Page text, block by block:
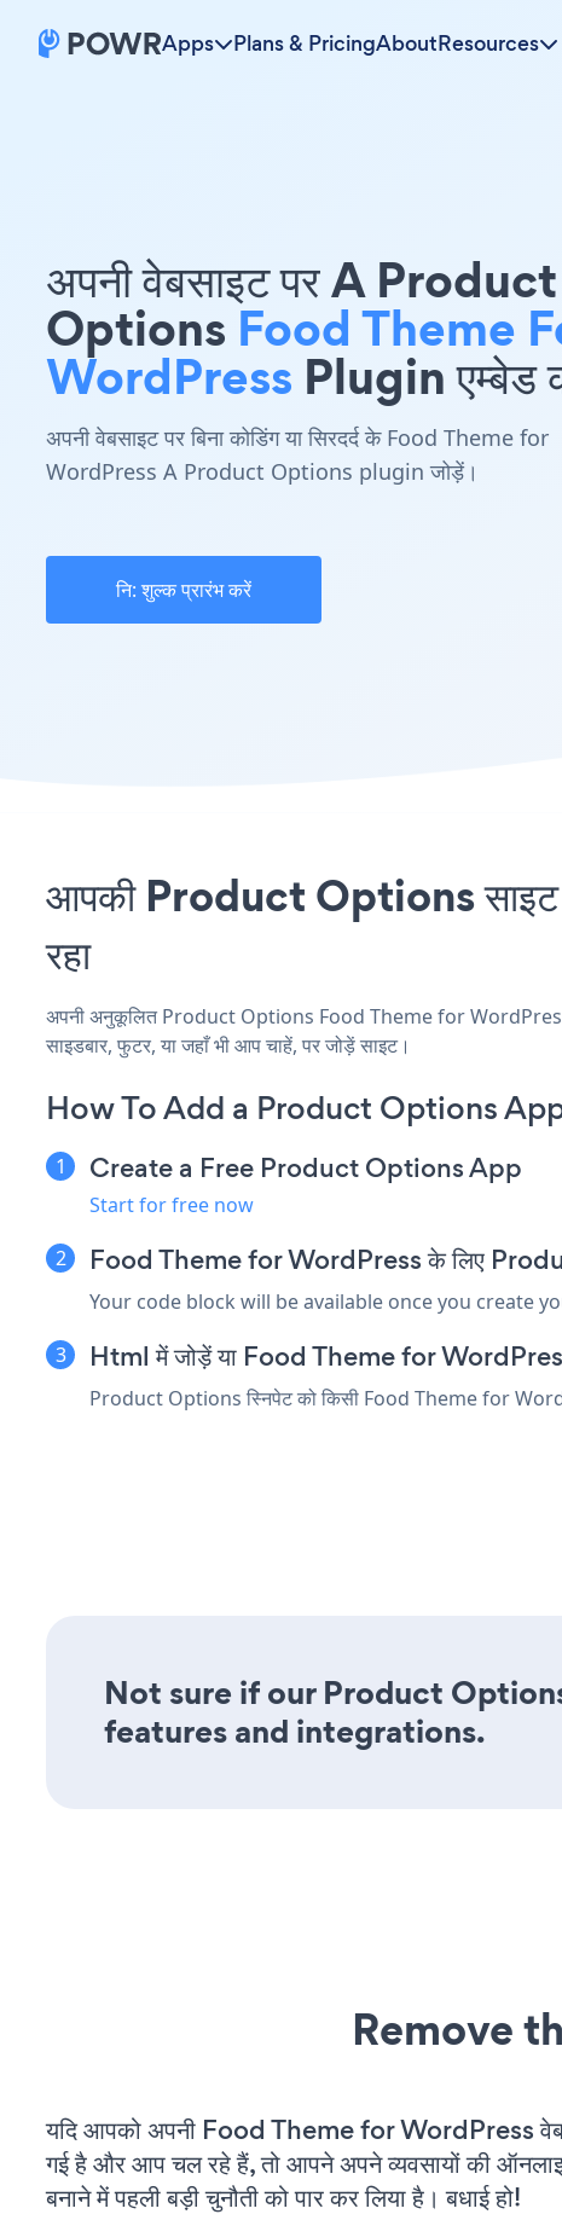
Apps Plans & PricingAboutResources
अपनी वेबसाइट पर A Product
Options Food Theme
WordPress Plugin एम्बेड
अपनी वेबसाइट पर बिना कोडिंग या सिरदर्द के Food Theme for
WordPress A Product Options plugin जोड़ें।
नि: शुल्क प्रारंभ करें
आपकी Product Options साइट
रहा
अपनी अनुकूलित Product Options Food Theme for WordPress
साइडबार, फुटर, या जहाँ भी आप चाहें, पर जोड़ें साइट।
How To Add a Product Options
Create a Free Product Options App
Start for free now
Food Theme for WordPress के लिए
Your code block will be available once you create
Html में जोड़ें या Food Theme for
Product Options स्निपेट को किसी Food Theme for
Not sure if our Product
features and integrations.
Remove
यदि आपको अपनी Food Theme for WordPress
गई है और आप चल रहे हैं, तो आपने अपने व्यवसायों की
बनाने में पहली बड़ी चुनौती को पार कर लिया है। बधाई हो!